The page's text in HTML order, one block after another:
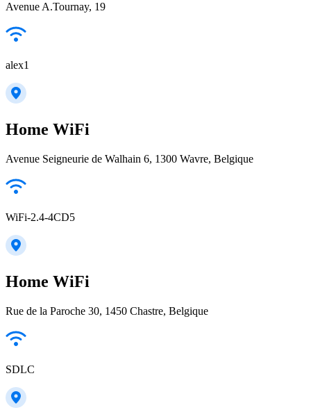
Avenue A.Tournay, 19
alex1
Home WiFi
Avenue Seigneurie de Walhain 6, 1300 Wavre, Belgique
WiFi-2.4-4CD5
Home WiFi
Rue de la Paroche 30, 1450 Chastre, Belgique
SDLC